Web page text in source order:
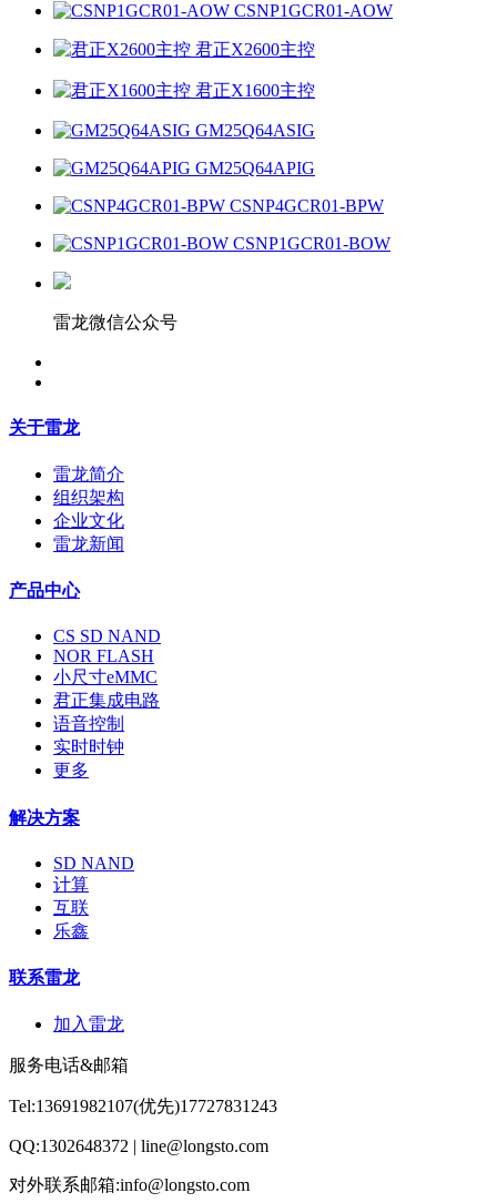
CSNP1GCR01-AOW
君正X2600主控
君正X1600主控
GM25Q64ASIG
GM25Q64APIG
CSNP4GCR01-BPW
CSNP1GCR01-BOW
雷龙微信公众号
关于雷龙
雷龙简介
组织架构
企业文化
雷龙新闻
产品中心
CS SD NAND
NOR FLASH
小尺寸eMMC
君正集成电路
语音控制
实时时钟
更多
解决方案
SD NAND
计算
互联
乐鑫
联系雷龙
加入雷龙
服务电话&邮箱
Tel:13691982107(优先)17727831243
QQ:1302648372 | line@longsto.com
对外联系邮箱:info@longsto.com